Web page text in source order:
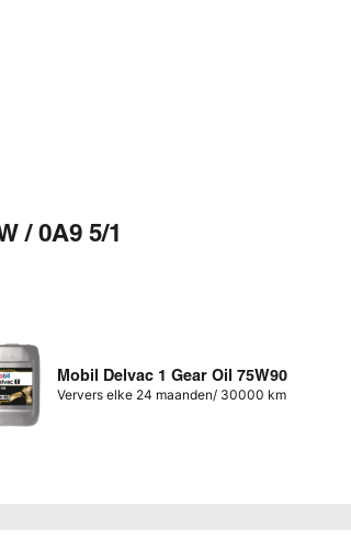
/ 0A9 5/1
Mobil Delvac 1 Gear Oil 75W90
Ververs elke 24 maanden/ 30000 km